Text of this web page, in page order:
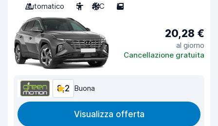
Automatico
5 A/C 5
20,28 €
al giorno
Cancellazione gratuita
8,2 Buona
Visualizza offerta